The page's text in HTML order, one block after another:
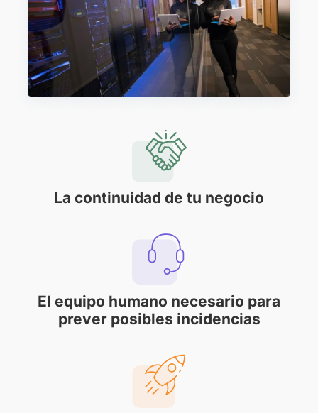
La continuidad de tu negocio
El equipo humano necesario para
prever posibles incidencias